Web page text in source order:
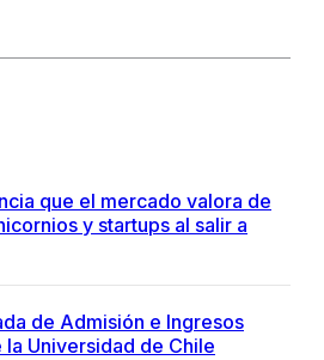
que el mercado valora de
y startups al salir a
de Admisión e Ingresos
Universidad de Chile